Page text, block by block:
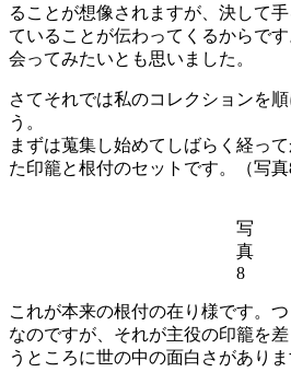
ることが想像されますが、決して
ていることが伝わってくるからで
会ってみたいとも思いました。
さてそれでは私のコレクションを
う。
まずは蒐集し始めてしばらく経っ
た印籠と根付のセットです。（写真
写
真
8
これが本来の根付の在り様です。
なのですが、それが主役の印籠を
うところに世の中の面白さがありま